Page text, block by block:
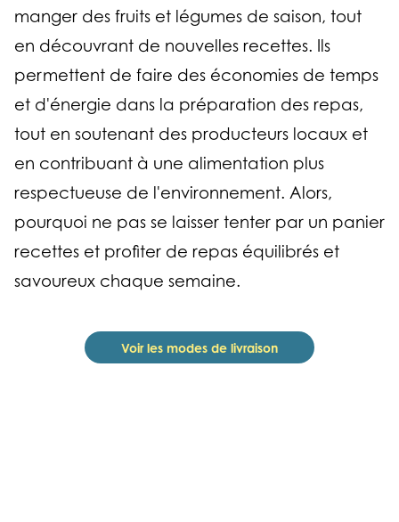
manger des fruits et légumes de saison, tout
en découvrant de nouvelles recettes. Ils
permettent de faire des économies de temps
et d'énergie dans la préparation des repas,
tout en soutenant des producteurs locaux et
en contribuant à une alimentation plus
respectueuse de l'environnement. Alors,
pourquoi ne pas se laisser tenter par un panier
recettes et profiter de repas équilibrés et
savoureux chaque semaine.
Voir les modes de livraison